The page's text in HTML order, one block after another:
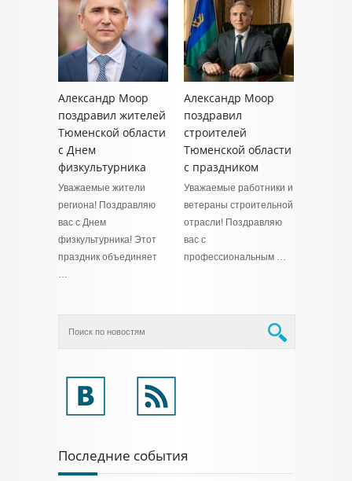
Александр Моор
поздравил жителей
Тюменской области
с Днем
физкультурника
Уважаемые жители
региона! Поздравляю
вас с Днем
физкультурника! Этот
праздник объединяет
…
Александр Моор
поздравил
строителей
Тюменской области
с праздником
Уважаемые работники и
ветераны строительной
отрасли! Поздравляю
вас с
профессиональным …
Последние события